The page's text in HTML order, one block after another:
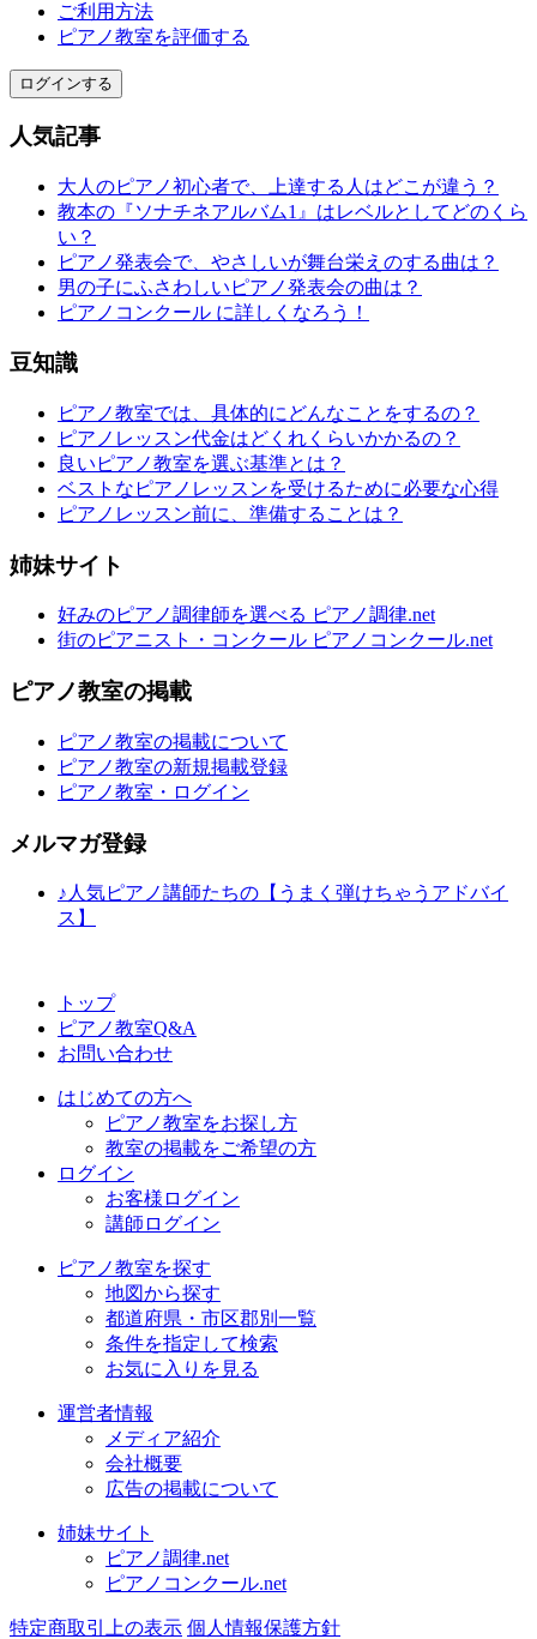
ご利用方法
ピアノ教室を評価する
ログインする
人気記事
大人のピアノ初心者で、上達する人はどこが違う？
教本の『ソナチネアルバム1』はレベルとしてどのくら
い？
ピアノ発表会で、やさしいが舞台栄えのする曲は？
男の子にふさわしいピアノ発表会の曲は？
ピアノコンクール に詳しくなろう！
豆知識
ピアノ教室では、具体的にどんなことをするの？
ピアノレッスン代金はどくれくらいかかるの？
良いピアノ教室を選ぶ基準とは？
ベストなピアノレッスンを受けるために必要な心得
ピアノレッスン前に、準備することは？
姉妹サイト
好みのピアノ調律師を選べる ピアノ調律.net
街のピアニスト・コンクール ピアノコンクール.net
ピアノ教室の掲載
ピアノ教室の掲載について
ピアノ教室の新規掲載登録
ピアノ教室・ログイン
メルマガ登録
♪人気ピアノ講師たちの【うまく弾けちゃうアドバイ
ス】
トップ
ピアノ教室Q&A
お問い合わせ
はじめての方へ
ピアノ教室をお探し方
教室の掲載をご希望の方
ログイン
お客様ログイン
講師ログイン
ピアノ教室を探す
地図から探す
都道府県・市区郡別一覧
条件を指定して検索
お気に入りを見る
運営者情報
メディア紹介
会社概要
広告の掲載について
姉妹サイト
ピアノ調律.net
ピアノコンクール.net
特定商取引上の表示 個人情報保護方針